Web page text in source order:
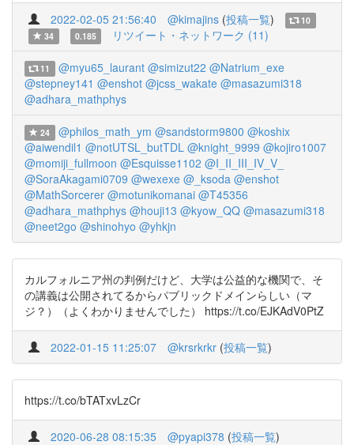
2022-02-05 21:56:40 @kimajins (投稿一覧)
10
34
0.185 リツイート・ネットワーク (11)
11 @myu65_laurant @simizut22 @Natrium_exe
@stepney141 @enshot @jcss_wakate @masazumi318
@adhara_mathphys
24 @philos_math_ym @sandstorm9800 @koshix
@aiwendil1 @notUTSL_butTDL @knight_9999 @kojiro1007
@momiji_fullmoon @Esquisse1102 @I_II_III_IV_V_
@SoraAkagami0709 @wexexe @_ksoda @enshot
@MathSorcerer @motunikomanai @T45356
@adhara_mathphys @houji13 @kyow_QQ @masazumi318
@neet2go @shinohyo @yhkjn
カルフォルニア州の判例だけど、大学は公益的な機関で、そ
の講義は公開されてるからパブリックドメインらしい（マ
ジ？）（よくわかりませんでした） https://t.co/EJKAdV0PtZ
2022-01-15 11:25:07 @krsrkrkr (投稿一覧)
https://t.co/bTATxvLzCr
2020-06-28 08:15:35 @pyapi378 (投稿一覧)